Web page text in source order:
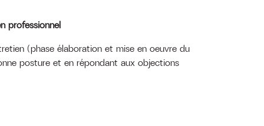
professionnel
(phase élaboration et mise en oeuvre du
posture et en répondant aux objections